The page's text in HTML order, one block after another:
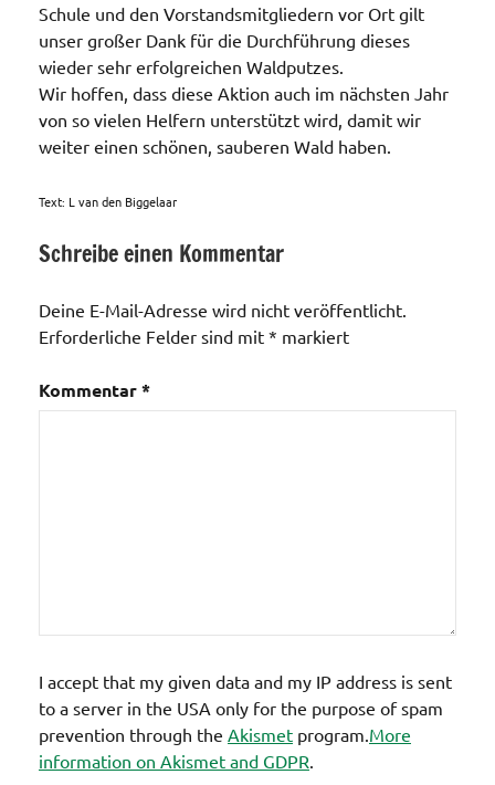
Schule und den Vorstandsmitgliedern vor Ort gilt
unser großer Dank für die Durchführung dieses
wieder sehr erfolgreichen Waldputzes.
Wir hoffen, dass diese Aktion auch im nächsten Jahr
von so vielen Helfern unterstützt wird, damit wir
weiter einen schönen, sauberen Wald haben.
Text: L van den Biggelaar
Veränderungen /
/Verbesserungen..
Unser Wald
im
Schreibe einen Kommentar
Deine E-Mail-Adresse wird nicht veröffentlicht.
Erforderliche Felder sind mit * markiert
Kommentar*
I accept that my given data and my IP address is sent
to a server in the USA only for the purpose of spam
prevention through the Akismet program. More
information on Akismet and GDPR